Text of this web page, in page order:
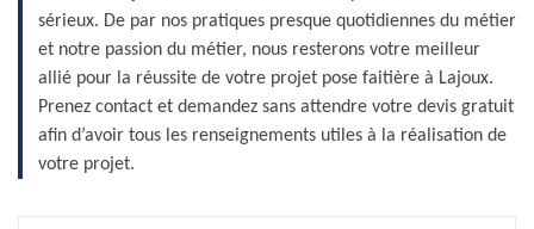
sérieux. De par nos pratiques presque quotidiennes du métier
et notre passion du métier, nous resterons votre meilleur
allié pour la réussite de votre projet pose faitière à Lajoux.
Prenez contact et demandez sans attendre votre devis gratuit
afin d’avoir tous les renseignements utiles à la réalisation de
votre projet.